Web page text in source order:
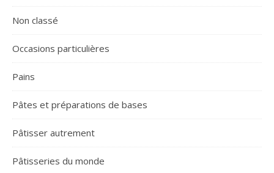
Non classé
Occasions particulières
Pains
Pâtes et préparations de bases
Pâtisser autrement
Pâtisseries du monde